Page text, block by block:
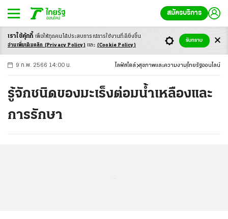
สมัครบริการ
-ก ก ก+
9 ก.พ. 2566 14:00 น. ไลฟ์สไตล์ สุขภาพและความงาม ไทยรัฐออนไลน์
รู้จักชนิดของมะเร็งต่อมน้ำเหลืองและ
การรักษา
เราใช้คุ้กกี้ เพื่อให้ทุกคนได้ประสบการณ์การใช้งานที่ดียิ่งขึ้น
อ่านเพิ่มเติมคลิก (Privacy Policy) และ (Cookie Policy)
รับทราบ